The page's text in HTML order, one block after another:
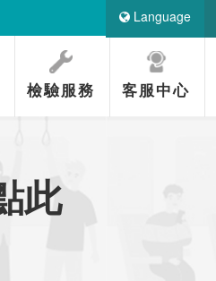
Language
檢驗服務 客服中心
此